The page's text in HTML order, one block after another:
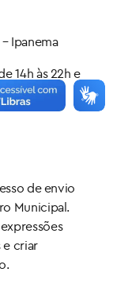
Ipanema
14h às 22h e
de envio
Municipal.
e criar